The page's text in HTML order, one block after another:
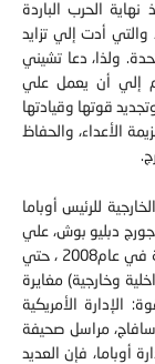
أدت إلي تزايد
ولذا،‮ ‬دعا تشيني
إلي أن يعمل علي
قوتها وقيادتها
الأعداء،‮ ‬والحفاظ
دبليو بوش، علي
الرغم من أن أوباما قد أعلن مع بداية حملته الانتخابية في عام‮ ‬2008،‮ ‬حتي
بعد دخوله البيت الأبيض،‮ ‬عن سعيه لتبني سياسات‮ (‬داخلية وخارجية‮) ‬مغايرة
لتلك التي تبتها إدارة بوش‮. ‬ففي كتابه‮ “‬حروب القوة‮: ‬الإدارة الأمريكية
‬سبتمبر‮”‬،‮ ‬يري تشارلي سافاج، مراسل صحيفة
أوباما، فإن العديد